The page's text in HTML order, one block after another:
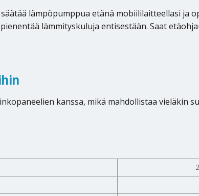
lämpöpumppua etänä mobiililaitteellasi ja
lämmityskuluja entisestään. Saat
kanssa, mikä mahdollistaa vieläkin